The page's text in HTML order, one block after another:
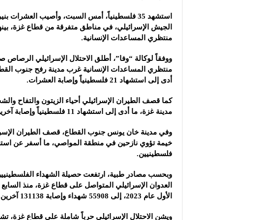
شركة “كاربوباتش”: المعرض منصة
شركة “جالكسي أوتوميشن”: المعارض
استشهد 35 فلسطينياً، أمس السبت، وأصيب العشرات
الجيش الإسرائيلي
منتظري المساعدات الإنسانية.
ووفقاً لوكالة “وفا”، أطلق الاحتلال الإسرائيلي
منتظري المساعدات الإنسانية غرب مدينة رفح جنوب
أدى إلى استشهاد 21 فلسطينياً وإصابة العشرات.
كما قصف الطيران الإسرائيلي أحياء الزيتون والتفاح
مدينة غزة، ما أدى إلى استشهاد 11 فلسطينياً وإصابة آخرين.
وفي مدينة خان يونس جنوب القطاع، قصف الطيران
خيمة تؤوي نازحين في منطقة المواصي، ما أسفر عن
فلسطينيين.
وبحسب مصادر طبية، ارتفعت حصيلة الشهداء
العدوان الإسرائيلي المتواصل على قطاع غزة، منذ
الأول عام 2023، إلى 55908 شهداء وإصابة 131138 آخرين.
ويشن الاحتلال الإسرائيلي حرباً شاملة على قطاع غزة،